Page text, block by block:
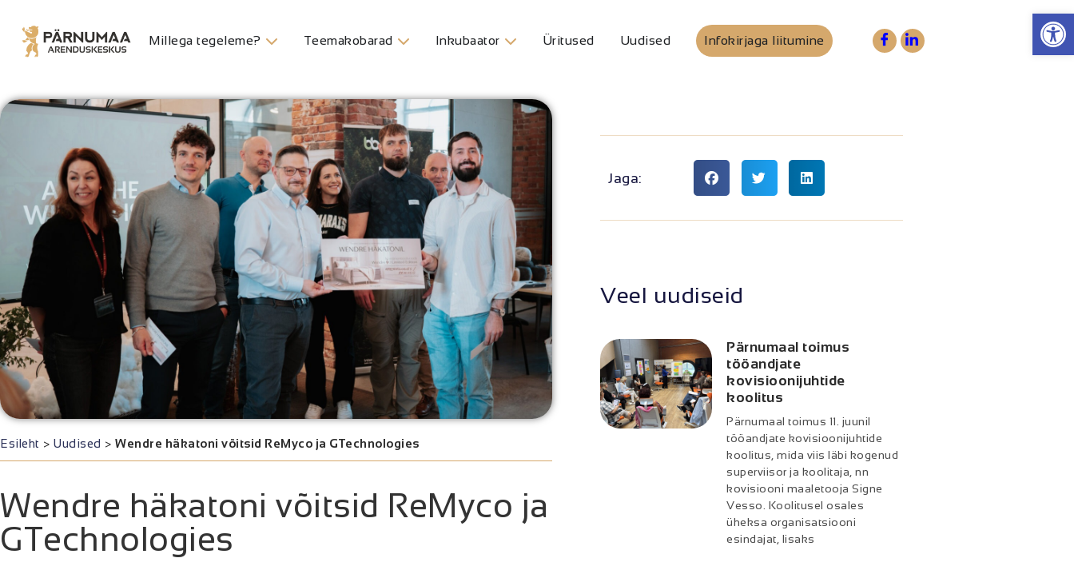
Millega tegeleme? Teemakobarad Inkubaator Üritused Uudised Infokirjaga liitumine
Esileht > Uudised > Wendre häkatoni võitsid ReMyco ja GTechnologies
Wendre häkatoni võitsid ReMyco ja
GTechnologies
Jaga:
Veel uudiseid
Pärnumaal toimus
tööandjate
kovisioonijuhtide
koolitus
Pärnumaal toimus 11. juunil
tööandjate kovisioonijuhtide
koolitus, mida viis läbi kogenud
superviisor ja koolitaja, nn
kovisiooni maaletooja Signe
Vesso. Koolitusel osales
üheksa organisatsiooni
esindajat, lisaks